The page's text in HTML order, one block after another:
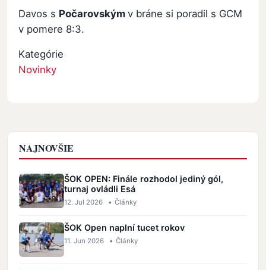
Davos s Počarovskýmv bráne si poradil s GCM
v pomere 8:3.
Kategórie
Novinky
NAJNOVŠIE
ŠOK OPEN: Finále rozhodol jediný gól,
turnaj ovládli Esá
12. Jul 2026 • Články
ŠOK Open naplní tucet rokov
11. Jun 2026 • Články